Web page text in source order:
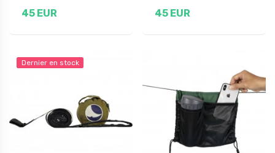
45 EUR 45 EUR
Dernier en stock